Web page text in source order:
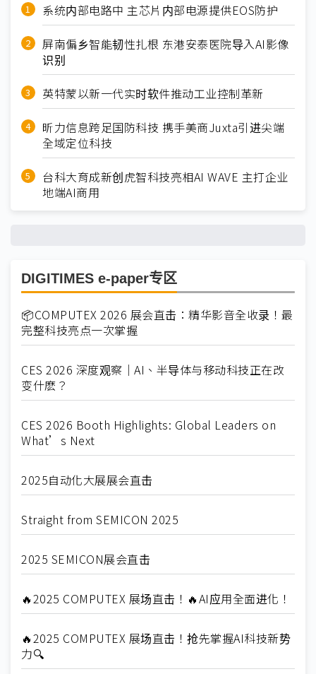
系统内部电路中 主芯片内部电源提供EOS防护
屏南偏乡智能韧性扎根 东港安泰医院导入AI影像
识别
英特蒙以新一代实时软件推动工业控制革新
昕力信息跨足国防科技 携手美商Juxta引进尖端
全域定位科技
台科大育成新创虎智科技亮相AI WAVE 主打企业
地端AI商用
DIGITIMES e-paper专区
📦COMPUTEX 2026 展会直击：精华影音全收录！最
完整科技亮点一次掌握
CES 2026 深度观察｜AI、半导体与移动科技正在改
变什麽？
CES 2026 Booth Highlights: Global Leaders on
What’s Next
2025自动化大展展会直击
Straight from SEMICON 2025
2025 SEMICON展会直击
🔥2025 COMPUTEX 展场直击！🔥AI应用全面进化！
🔥2025 COMPUTEX 展场直击！抢先掌握AI科技新势
力🔍